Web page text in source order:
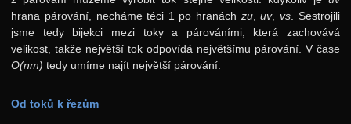
hrana párování, necháme téci 1 po hranách zu,uv, vs . Sestrojili
jsme tedy bijekci mezi toky a párováními, která zachovává
velikost, takže největší tok odpovídá největšímu párování. V čase
O(nm) tedy umíme najít největší párování.
Od toků k řezům